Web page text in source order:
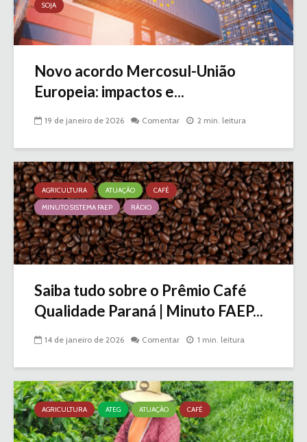
SOJA
Novo acordo Mercosul-União
Europeia: impactos e...
19 de janeiro de 2026 Comentar 2 min. leitura
AGRICULTURA ATUAÇÃO
CAFÉ
MINUTO SISTEMA FAEP
RÁDIO
Saiba tudo sobre o Prêmio Café
Qualidade Paraná | Minuto FAEP...
14 de janeiro de 2026 Comentar 1 min. leitura
AGRICULTURA ATEG ATUAÇÃO CAFÉ